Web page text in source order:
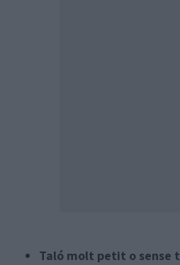
Taló molt petit o sense